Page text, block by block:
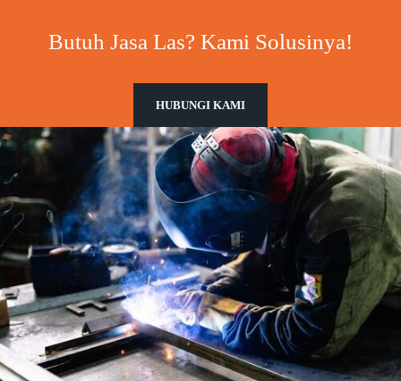
Butuh Jasa Las? Kami Solusinya!
HUBUNGI KAMI